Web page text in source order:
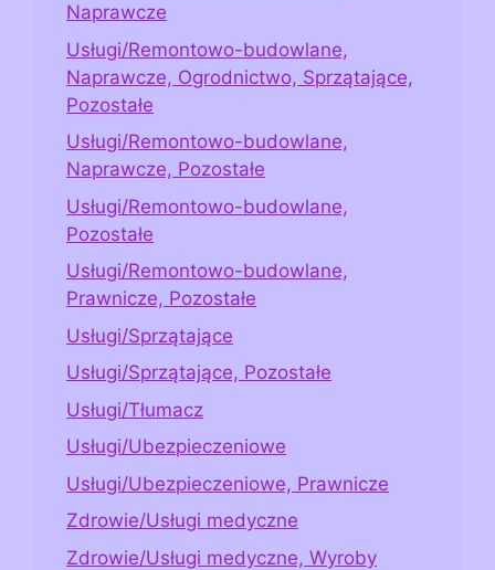
Naprawcze
Usługi/Remontowo-budowlane,
Naprawcze, Ogrodnictwo, Sprzątające,
Pozostałe
Usługi/Remontowo-budowlane,
Naprawcze, Pozostałe
Usługi/Remontowo-budowlane,
Pozostałe
Usługi/Remontowo-budowlane,
Prawnicze, Pozostałe
Usługi/Sprzątające
Usługi/Sprzątające, Pozostałe
Usługi/Tłumacz
Usługi/Ubezpieczeniowe
Usługi/Ubezpieczeniowe, Prawnicze
Zdrowie/Usługi medyczne
Zdrowie/Usługi medyczne, Wyroby